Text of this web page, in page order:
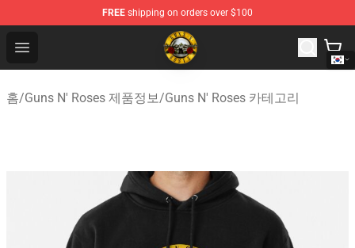
FREE shipping on orders over $100
Open menu
Guns N' Roses Store - Official Guns N' Roses
홈/Guns N' Roses 제품정보/Guns N' Roses 카테고리